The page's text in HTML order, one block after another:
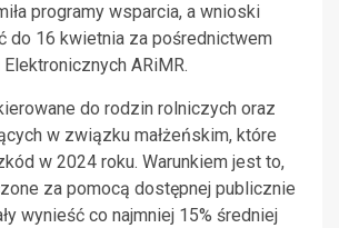
programy wsparcia, a wnioski
do 16 kwietnia za pośrednictwem
ARiMR.
do rodzin rolniczych oraz
w związku małżeńskim, które
w 2024 roku. Warunkiem jest to,
za pomocą dostępnej publicznie
wynieść co najmniej 15% średniej